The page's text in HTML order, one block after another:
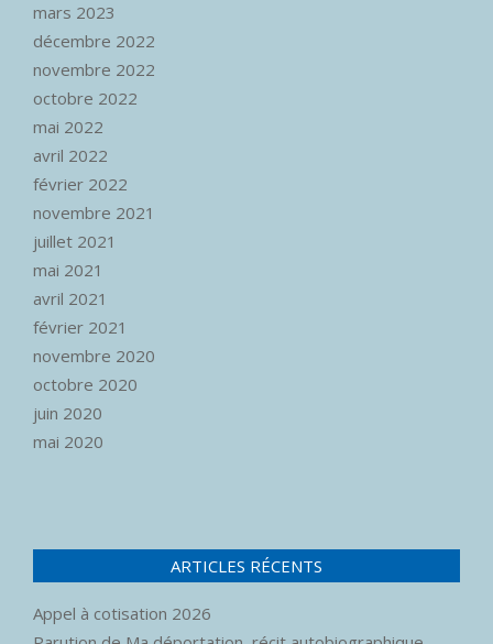
mars 2023
décembre 2022
novembre 2022
octobre 2022
mai 2022
avril 2022
février 2022
novembre 2021
juillet 2021
mai 2021
avril 2021
février 2021
novembre 2020
octobre 2020
juin 2020
mai 2020
ARTICLES RÉCENTS
Appel à cotisation 2026